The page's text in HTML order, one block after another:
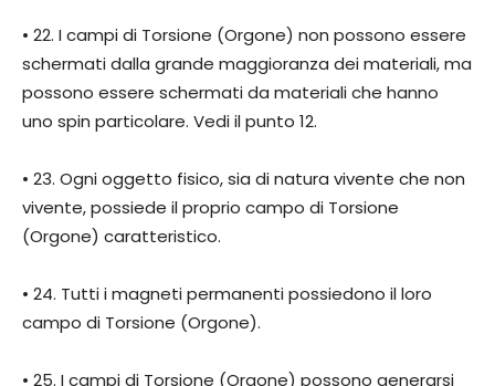
• 22. I campi di Torsione (Orgone) non possono essere
schermati dalla grande maggioranza dei materiali, ma
possono essere schermati da materiali che hanno
uno spin particolare. Vedi il punto 12.
• 23. Ogni oggetto fisico, sia di natura vivente che non
vivente, possiede il proprio campo di Torsione
(Orgone) caratteristico.
• 24. Tutti i magneti permanenti possiedono il loro
campo di Torsione (Orgone).
• 25. I campi di Torsione (Orgone) possono generarsi